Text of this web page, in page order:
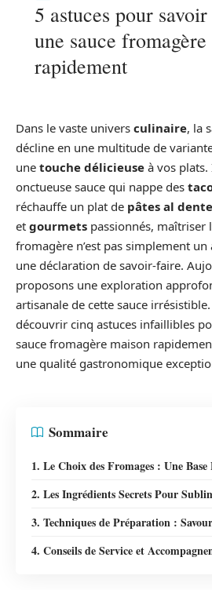
5 astuces pour
une sauce
rapidement
Dans le vaste univers culinaire, la
décline en une multitude de
une touche délicieuse à vos
onctueuse sauce qui nappe des
réchauffe un plat de pâtes al dente
et gourmets passionnés, maîtriser
fromagère n’est pas simplement un
une déclaration de savoir-faire.
proposons une exploration
artisanale de cette sauce
découvrir cinq astuces infaillibles
sauce fromagère maison
une qualité gastronomique
Sommaire
1. Le Choix des Fromages : Une Base
2. Les Ingrédients Secrets Pour
3. Techniques de Préparation :
4. Conseils de Service et